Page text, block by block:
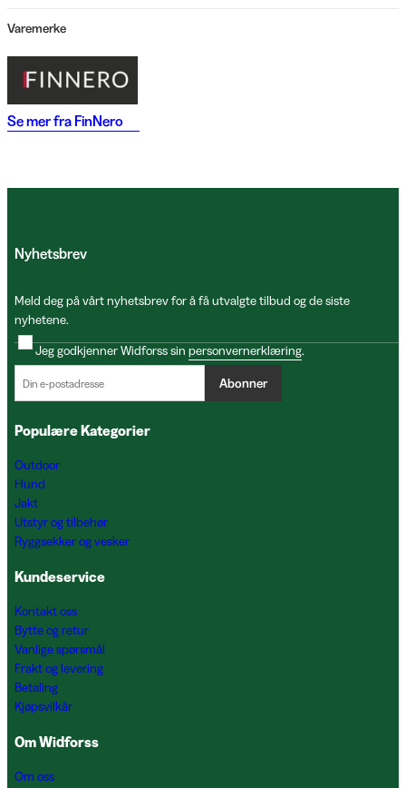
Varemerke
Se mer fra FinNero
Nyhetsbrev
Meld deg på vårt nyhetsbrev for å få utvalgte tilbud og de siste
nyhetene.
Jeg godkjenner Widforss sin personvernerklæring.
Abonner
Populære Kategorier
Outdoor
Hund
Jakt
Utstyr og tilbehør
Ryggsekker og vesker
Kundeservice
Kontakt oss
Bytte og retur
Vanlige spørsmål
Frakt og levering
Betaling
Kjøpsvilkår
Om Widforss
Om oss